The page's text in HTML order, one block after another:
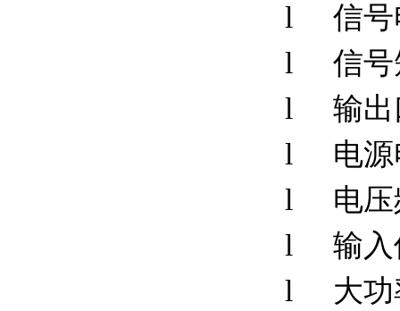
l
信号
l
信
l
输
l
电
l
电
l
输入
l
大